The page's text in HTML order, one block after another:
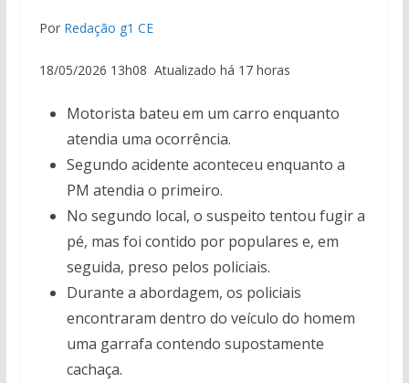
Por Redação g1 CE
18/05/2026 13h08 Atualizado há 17 horas
Motorista bateu em um carro enquanto
atendia uma ocorrência.
Segundo acidente aconteceu enquanto a
PM atendia o primeiro.
No segundo local, o suspeito tentou fugir a
pé, mas foi contido por populares e, em
seguida, preso pelos policiais.
Durante a abordagem, os policiais
encontraram dentro do veículo do homem
uma garrafa contendo supostamente
cachaça.